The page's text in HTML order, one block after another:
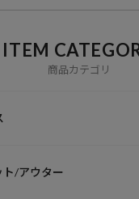
ITEM
商品カテゴリ
ト/アウター